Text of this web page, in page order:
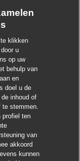
melding sluiten
klikken
u
op uw
behulp van
en
doel u de
inhoud of
te stemmen.
profiel ten
van
akkoord
kunnen